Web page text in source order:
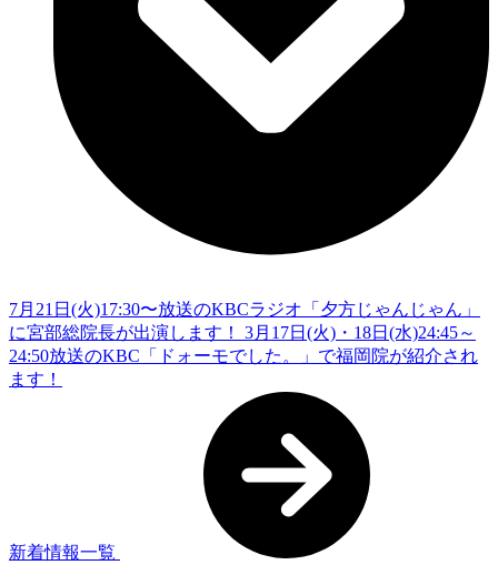
7月21日(火)17:30〜放送のKBCラジオ「夕方じゃんじゃん」
に宮部総院長が出演します！
3月17日(火)・18日(水)24:45～
24:50放送のKBC「ドォーモでした。」で福岡院が紹介され
ます！
新着情報一覧